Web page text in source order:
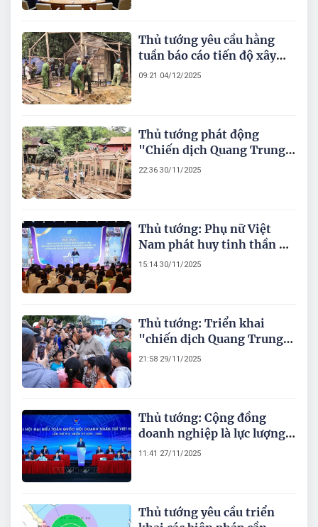
Thủ tướng yêu cầu hằng
tuần báo cáo tiến độ xây
dựng, sửa chữa nhà cho
09:21 04/12/2025
Thủ tướng phát động
"Chiến dịch Quang Trung"
thần tốc xây dựng lại, sửa
22:36 30/11/2025
Thủ tướng: Phụ nữ Việt
Nam phát huy tinh thần “3
tiên phong”; “5 làm chủ”
15:14 30/11/2025
Thủ tướng: Triển khai
"chiến dịch Quang Trung"
thần tốc dựng lại nhà cho
21:58 29/11/2025
Thủ tướng: Cộng đồng
doanh nghiệp là lực lượng
sản xuất vật chất chủ yếu
11:41 27/11/2025
Thủ tướng yêu cầu triển